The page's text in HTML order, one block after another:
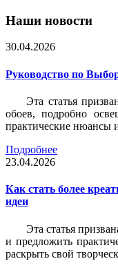
Наши новости
30.04.2026
Руководство по
Эта статья
обоев, подробно
практические нюансы
Подробнее
23.04.2026
Как стать более
идеи
Эта статья
и предложить
раскрыть свой